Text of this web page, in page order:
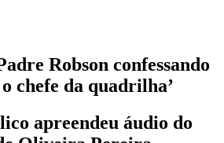
Robson confessando
chefe da quadrilha’
apreendeu áudio do